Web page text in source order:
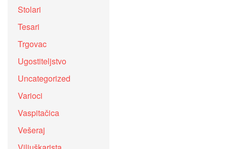
Stolari
Tesari
Trgovac
Ugostiteljstvo
Uncategorized
Varioci
Vaspitačica
Vešeraj